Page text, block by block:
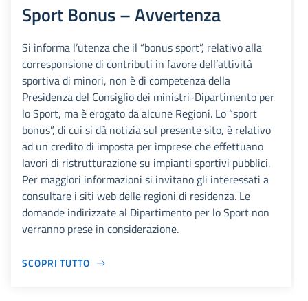
Sport Bonus – Avvertenza
Si informa l’utenza che il “bonus sport”, relativo alla
corresponsione di contributi in favore dell’attività
sportiva di minori, non è di competenza della
Presidenza del Consiglio dei ministri-Dipartimento per
lo Sport, ma è erogato da alcune Regioni. Lo “sport
bonus”, di cui si dà notizia sul presente sito, è relativo
ad un credito di imposta per imprese che effettuano
lavori di ristrutturazione su impianti sportivi pubblici.
Per maggiori informazioni si invitano gli interessati a
consultare i siti web delle regioni di residenza. Le
domande indirizzate al Dipartimento per lo Sport non
verranno prese in considerazione.
SCOPRI TUTTO